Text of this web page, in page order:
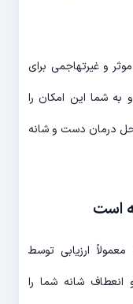
و غیرتهاجمی برای
به شما این امکان را
درمان دست و شانه
است
معمولاً ارزیابی توسط
انعطاف شانه شما را